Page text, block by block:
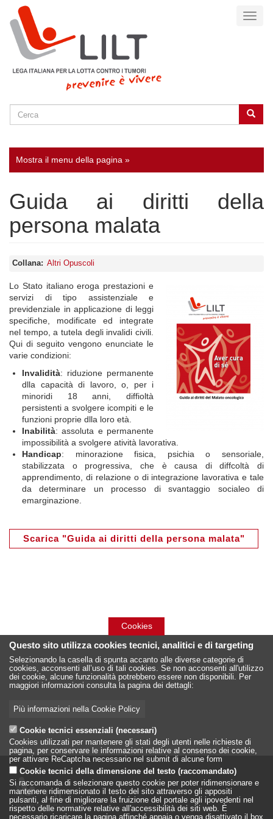
contenuto
principale
SEARCH Cerca
Mostra il menu della pagina »
Guida ai diritti della
persona malata
Collana Altri Opuscoli
Lo Stato italiano eroga prestazioni e
servizi di tipo assistenziale e
previdenziale in applicazione di leggi
specifiche, modificate ed integrate
nel tempo, a tutela degli invalidi civili.
Qui di seguito vengono enunciate le
varie condizioni:
Invalidità: riduzione permanente
dlla capacità di lavoro, o, per i
minoridi 18 anni, diffioltà
persistenti a svolgere icompiti e le
funzioni proprie dlla loro età.
Inabilità: assoluta e permanente
impossibilità a svolgere atività lavorativa.
Handicap: minorazione fisica, psichia o sensoriale,
stabilizzata o progressiva, che è causa di diffcoltà di
apprendimento, di relazione o di integrazione lavorativa e tale
da determinare un processo di svantaggio socialeo di
emarginazione.
Scarica "Guida ai diritti della persona malata"
Cookies
Questo sito utilizza cookies tecnici, analitici e di targeting
Selezionando la casella di spunta accanto alle diverse categorie di
cookies, acconsenti all’uso di tali cookies. Se non acconsenti all'utilizzo
dei cookie, alcune funzionalità potrebbero essere non disponibili. Per
maggiori informazioni consulta la pagina dei dettagli:
Più informazioni nella Cookie Policy
Cookie tecnici essenziali (necessari)
Cookies utilizzati per mantenere gli stati degli utenti nelle richieste di
pagina, per conservare le informazioni relative al consenso dei cookie,
per attivare ReCaptcha necessario nel submit di alcune form
Cookie tecnici della dimensione del testo (raccomandato)
Si raccomanda di selezionare questo cookie per poter ridimensionare e
mantenere ridimensionato il testo del sito attraverso gli appositi
pulsanti, al fine di migliorare la fruizione del portale agli ipovedenti nel
rispetto delle normative relative all'accessibilità dei siti web. È
necessario ricaricare la pagina affinché appaia o venga disattivato il box